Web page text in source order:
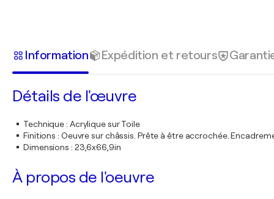
Information Expédition et retours
Détails de l'œuvre
Technique: Acrylique sur Toile
Finitions : Oeuvre sur châssis. Prête à être accrochée.
Dimensions : 23,6x66,9in
À propos de l'oeuvre